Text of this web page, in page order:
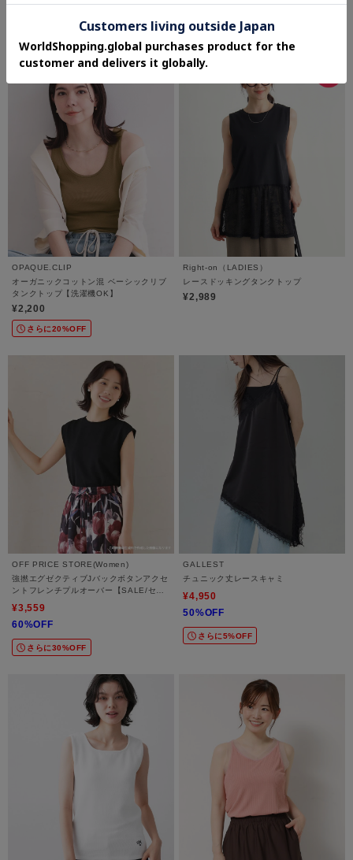
さらに10%OFF
さらに5%OFF
OPAQUE.CLIP
オーガニックコットン混 ベーシックリブ
タンクトップ【洗濯機OK】
¥2,200
さらに20%OFF
Right-on（LADIES）
レースドッキングタンクトップ
¥2,989
OFF PRICE STORE(Women)
強撚エグゼクティブJバックボタンアクセ
ントフレンチプルオーバー【SALE/セー
ル/オフプライス/カジュアル/デイリー/ト
レンド】
¥3,559
60%OFF
さらに30%OFF
GALLEST
チュニック丈レースキャミ
¥4,950
50%OFF
さらに5%OFF